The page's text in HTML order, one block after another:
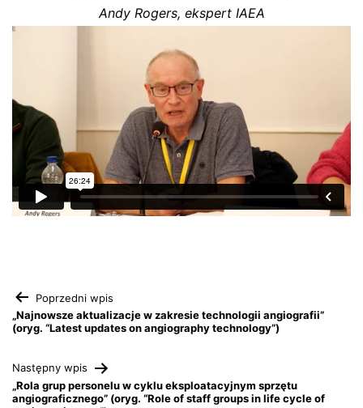
Andy Rogers, ekspert IAEA
Nawigacja
wpisu
Poprzedni wpis
„Najnowsze aktualizacje w zakresie technologii angiografii”
(oryg. “Latest updates on angiography technology”)
Następny wpis
„Rola grup personelu w cyklu eksploatacyjnym sprzętu
angiograficznego” (oryg. “Role of staff groups in life cycle of